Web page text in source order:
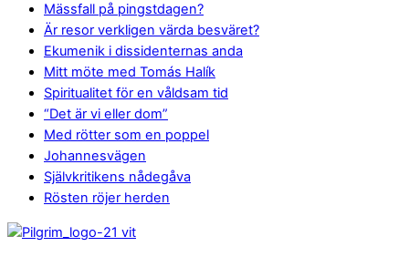
Mässfall på pingstdagen?
Är resor verkligen värda besväret?
Ekumenik i dissidenternas anda
Mitt möte med Tomás Halík
Spiritualitet för en våldsam tid
“Det är vi eller dom”
Med rötter som en poppel
Johannesvägen
Självkritikens nådegåva
Rösten röjer herden